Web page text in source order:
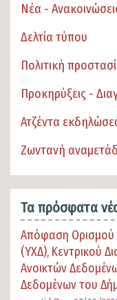
Νέα -
Δελτία τύπου
Πολιτική
Προκηρύξεις -
Ατζέντα
Ζωντανή
Τα πρόσφατα
Απόφαση Ορισμού
(ΥΧΔ), Κεντρικού
Ανοικτών
Δεδομένων του